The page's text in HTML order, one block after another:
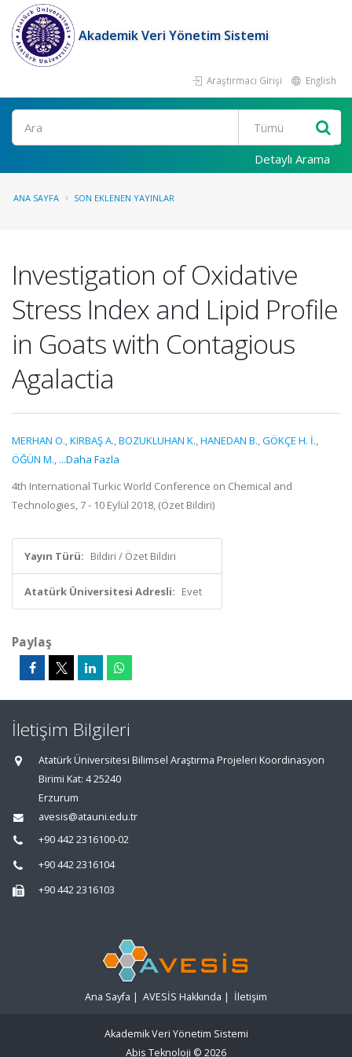
Akademik Veri Yönetim Sistemi
Araştırmacı Girişi English
Ara
Detaylı Arama
ANA SAYFA SON EKLENEN YAYINLAR
Investigation of Oxidative
Stress Index and Lipid Profile
in Goats with Contagious
Agalactia
MERHAN O.,KIRBAŞ A.,BOZUKLUHAN K.,HANEDAN B.,GÖKÇE H. İ.,
ÖĞÜN M., ...Daha Fazla
4th International Turkic World Conference on Chemical and
Technologies, 7 - 10 Eylül 2018, (Özet Bildiri)
Yayın Türü: Bildiri / Özet Bildiri
Atatürk Üniversitesi Adresli: Evet
Paylaş
İletişim Bilgileri
Atatürk Üniversitesi Bilimsel Araştırma Projeleri Koordinasyon
Birimi Kat: 4 25240
Erzurum
avesis@atauni.edu.tr
+90 442 2316100-02
+90 442 2316104
+90 442 2316103
Ana Sayfa | AVESİS Hakkında | İletişim
Akademik Veri Yönetim Sistemi
Abis Teknoloji © 2026